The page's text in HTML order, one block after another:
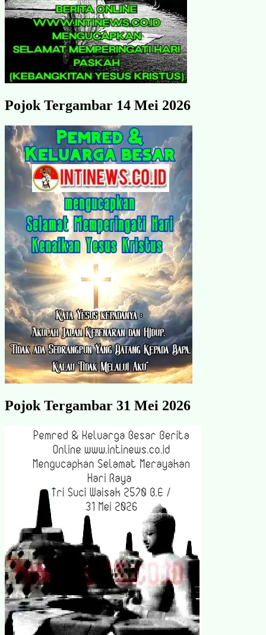
Pojok Tergambar 14 Mei 2026
Pojok Tergambar 31 Mei 2026